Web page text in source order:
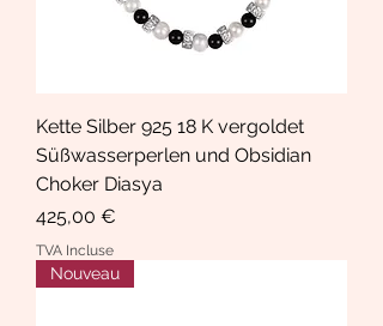
Kette Silber 925 18 K vergoldet
Süßwasserperlen und Obsidian
Choker Diasya
Prix
425,00 €
TVA Incluse
Nouveau